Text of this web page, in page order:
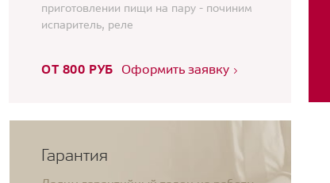
приготовлении пищи на пару - починим
испаритель, реле
ОТ 800 РУБ Оформить заявку
Гарантия